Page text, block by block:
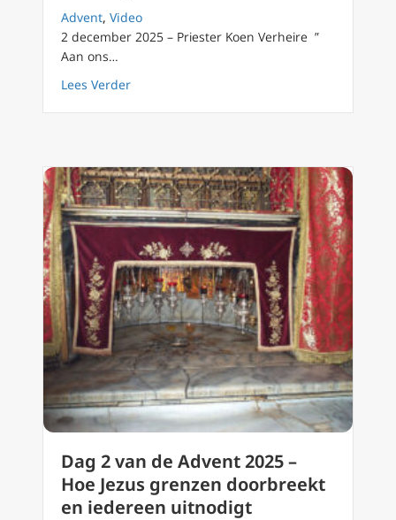
Advent, Video
2 december 2025 – Priester Koen Verheire ”
Aan ons…
Lees Verderabout Dag 3 van de Advent 2025: Vervuld
Dag 2 van de Advent 2025 –
Hoe Jezus grenzen doorbreekt
en iedereen uitnodigt